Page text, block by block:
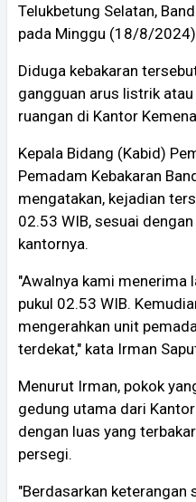
Telukbetung Selatan,
pada Minggu (18/8/
Diduga kebakaran
gangguan arus listrik
ruangan di Kantor
Kepala Bidang (Kabid)
Pemadam Kebakaran
mengatakan, kejadian
02.53 WIB, sesuai
kantornya.
"Awalnya kami menerima
pukul 02.53 WIB.
mengerahkan unit
terdekat," kata Irman
Menurut Irman, pokok
gedung utama dari
dengan luas yang
persegi.
"Berdasarkan keterangan